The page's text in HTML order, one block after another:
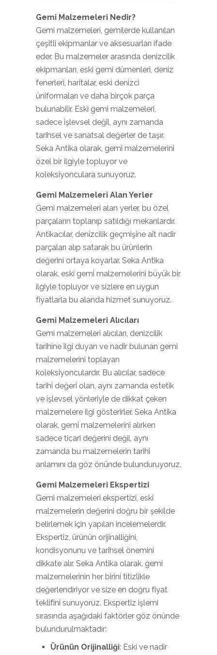
Gemi Malzemeleri Nedir?
Gemi malzemeleri, gemilerde kullanılan
çeşitli ekipmanlar ve aksesuarları ifade
eder. Bu malzemeler arasında denizcilik
ekipmanları, eski gemi dümenleri, deniz
fenerleri, haritalar, eski denizci
üniformaları ve daha birçok parça
bulunabilir. Eski gemi malzemeleri,
sadece işlevsel değil, aynı zamanda
tarihsel ve sanatsal değerler de taşır.
Seka Antika olarak, gemi malzemelerini
özel bir ilgiyle topluyor ve
koleksiyonculara sunuyoruz.
Gemi Malzemeleri Alan Yerler
Gemi malzemeleri alan yerler, bu özel
parçaların toplanıp satıldığı mekanlardır.
Antikacılar, denizcilik geçmişine ait nadir
parçaları alıp satarak bu ürünlerin
değerini ortaya koyarlar. Seka Antika
olarak, eski gemi malzemelerini büyük bir
ilgiyle topluyor ve sizlere en uygun
fiyatlarla bu alanda hizmet sunuyoruz.
Gemi Malzemeleri Alıcıları
Gemi malzemeleri alıcıları, denizcilik
tarihine ilgi duyan ve nadir bulunan gemi
malzemelerini toplayan
koleksiyonculardır. Bu alıcılar, sadece
tarihi değeri olan, aynı zamanda estetik
ve işlevsel yönleriyle de dikkat çeken
malzemelere ilgi gösterirler. Seka Antika
olarak, gemi malzemelerini alırken
sadece ticari değerini değil, aynı
zamanda bu malzemelerin tarihi
anlamını da göz önünde bulunduruyoruz.
Gemi Malzemeleri Ekspertizi
Gemi malzemeleri ekspertizi, eski
malzemelerin değerini doğru bir şekilde
belirlemek için yapılan incelemelerdir.
Ekspertiz, ürünün orijinalliğini,
kondisyonunu ve tarihsel önemini
dikkate alır. Seka Antika olarak, gemi
malzemelerinin her birini titizlikle
değerlendiriyor ve size en doğru fiyat
teklifini sunuyoruz. Ekspertiz işlemi
sırasında aşağıdaki faktörler göz önünde
bulundurulmaktadır:
Ürünün Orijinalliği: Eski ve nadir